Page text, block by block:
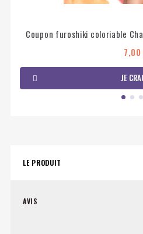
JE
LE PRODUIT
AVIS